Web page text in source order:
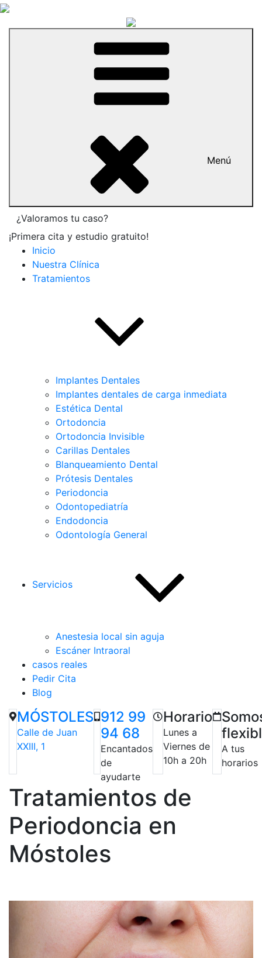
Menú
¿Valoramos tu caso?
¡Primera cita y estudio gratuito!
Inicio
Nuestra Clínica
Tratamientos
Implantes Dentales
Implantes dentales de carga inmediata
Estética Dental
Ortodoncia
Ortodoncia Invisible
Carillas Dentales
Blanqueamiento Dental
Prótesis Dentales
Periodoncia
Odontopediatría
Endodoncia
Odontología General
Servicios
Anestesia local sin aguja
Escáner Intraoral
casos reales
Pedir Cita
Blog
MÓSTOLES
Calle de Juan
XXIII, 1
912 99
94 68
Encantados
de
ayudarte
Horario
Lunes a
Viernes de
10h a 20h
A tus
horarios
Tratamientos de
Periodoncia en
Móstoles